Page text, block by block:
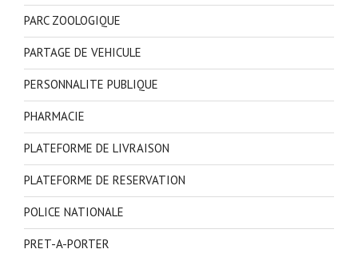
PARC ZOOLOGIQUE
PARTAGE DE VEHICULE
PERSONNALITE PUBLIQUE
PHARMACIE
PLATEFORME DE LIVRAISON
PLATEFORME DE RESERVATION
POLICE NATIONALE
PRET-A-PORTER